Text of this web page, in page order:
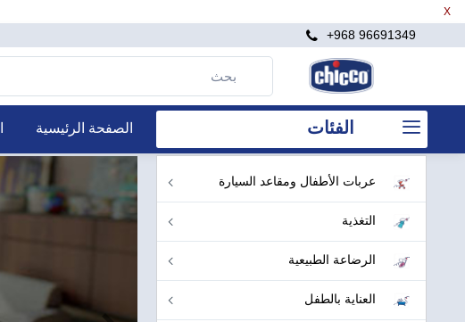
X
+968 96691349
الفئات
عربات الأطفال ومقاعد السيارة
التغذية
الرضاعة الطبيعية
العناية بالطفل
الصفحة الرئيسية